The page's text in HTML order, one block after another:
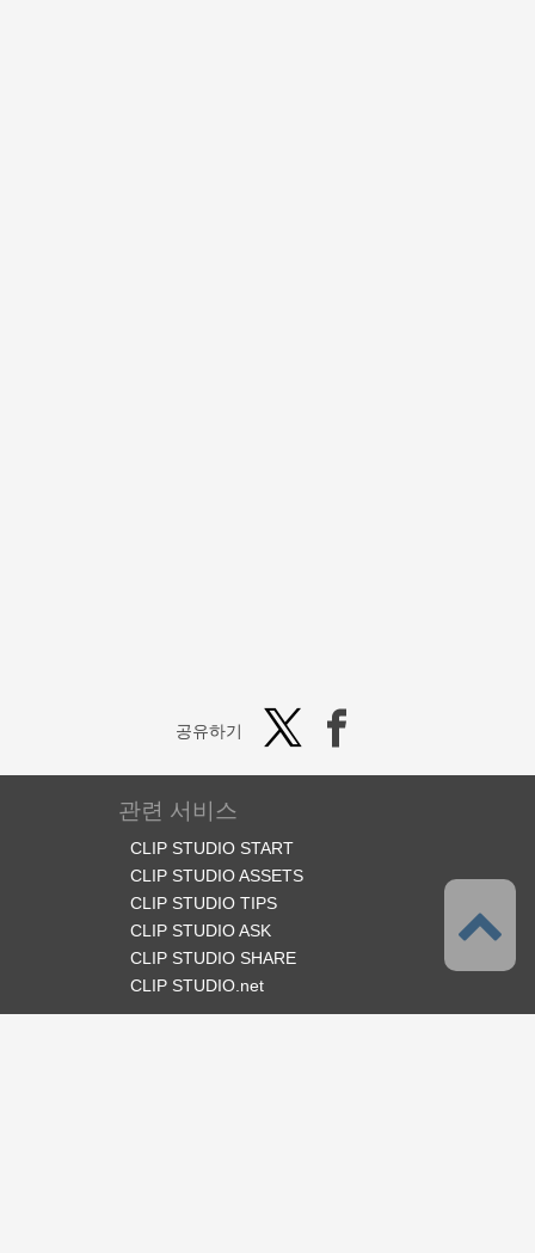
공유하기
관련 서비스
CLIP STUDIO START
CLIP STUDIO ASSETS
CLIP STUDIO TIPS
CLIP STUDIO ASK
CLIP STUDIO SHARE
CLIP STUDIO.net